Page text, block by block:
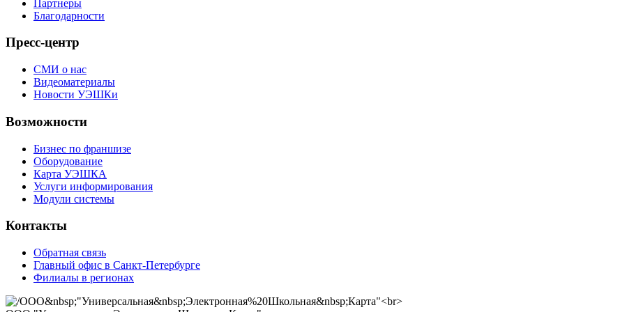
Партнеры
Благодарности
Пресс-центр
СМИ о нас
Видеоматериалы
Новости УЭШКи
Возможности
Бизнес по франшизе
Оборудование
Карта УЭШКА
Услуги информирования
Модули системы
Контакты
Обратная связь
Главный офис в Санкт-Петербурге
Филиалы в регионах